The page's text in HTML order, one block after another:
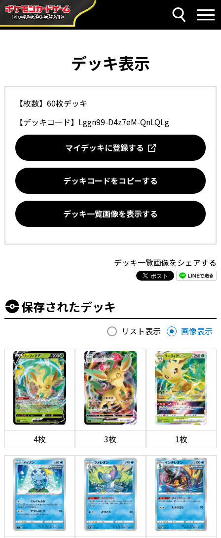
デッキ表示
【枚数】60枚デッキ
【デッキコード】 Lggn99-D4z7eM-QnLQLg
マイデッキに登録する
デッキコードをコピーする
デッキ一覧画像を表示する
デッキ一覧画像をシェアする
保存されたデッキ
リスト表示 画像表示
4枚 3枚 1枚